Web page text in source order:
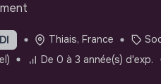
Thiais, France
De 0 à 3 année(s) d'exp.